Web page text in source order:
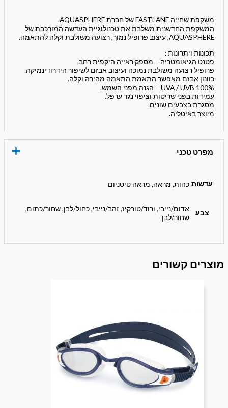
משקפת שחייה FASTLANE של חברת AQUASPHERE.
המשקפת החדשנית משלבת את טכנולוגיית העדשה המורכבת של
AQUASPHERE, עיצוב פרופיל נמוך, רצועה משולבת וקלה להתאמה.
תכונות ויתרונות :
פטנט הגיאומטריה – מספק ראייה היקפית רחב.
פרופיל רצועה משולבת נמוכה ועיצוב אבזם לשיפור הידרודינמיקה.
כוונון אבזם מאפשר התאמת התאמה מהירה וקלה.
100% UVA / UVB – הגנה מפני השמש.
עמידות בפני שריטות וציפוי נגד ערפל.
מסגרת בצבעים שונים.
מיוצר באיטליה.
מפרט טכני
עדשות כהות, מראה, מראה טיטניום
צבע
אדום/נייבי, ורוד/טורקיז, זהב/נייבי, כחול/לבן, שחור/כתום,
שחור/לבן
מוצרים קשורים